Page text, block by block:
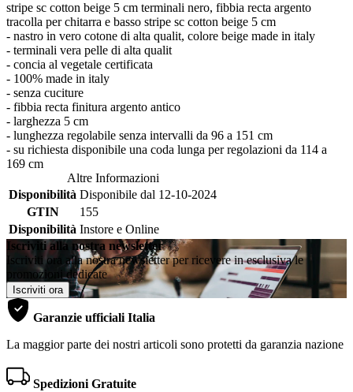
stripe sc cotton beige 5 cm terminali nero, fibbia recta argento
tracolla per chitarra e basso stripe sc cotton beige 5 cm
- nastro in vero cotone di alta qualit, colore beige made in italy
- terminali vera pelle di alta qualit
- concia al vegetale certificata
- 100% made in italy
- senza cuciture
- fibbia recta finitura argento antico
- larghezza 5 cm
- lunghezza regolabile senza intervalli da 96 a 151 cm
- su richiesta disponibile una coda lunga per regolazioni da 114 a
169 cm
Altre Informazioni
Disponibilità Disponibile dal 12-10-2024
GTIN
155
Disponibilità Instore e Online
Iscriviti alla nostra newsletter
Iscriviti ora alla nostra newsletter per ricevere in esclusiva le
promozioni dedicate
Iscriviti ora
Garanzie ufficiali Italia
La maggior parte dei nostri articoli sono protetti da garanzia nazione
Spedizioni Gratuite